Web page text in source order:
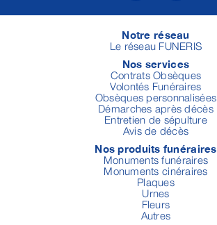
Notre réseau
Le réseau FUNERIS
Nos services
Contrats Obsèques
Volontés Funéraires
Obsèques personnalisées
Démarches après décès
Entretien de sépulture
Avis de décès
Nos produits funéraires
Monuments funéraires
Monuments cinéraires
Plaques
Urnes
Fleurs
Autres